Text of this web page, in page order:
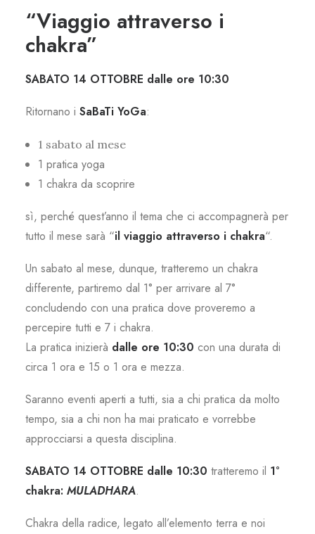
“Viaggio attraverso i
chakra”
SABATO 14 OTTOBRE dalle ore 10:30
Ritornano i SaBaTi YoGa:
1 sabato al mese
1 pratica yoga
1 chakra da scoprire
sì, perché quest’anno il tema che ci accompagnerà per
tutto il mese sarà “il viaggio attraverso i chakra“.
Un sabato al mese, dunque, tratteremo un chakra
differente, partiremo dal 1° per arrivare al 7°
concludendo con una pratica dove proveremo a
percepire tutti e 7 i chakra.
La pratica inizierà dalle ore 10:30 con una durata di
circa 1 ora e 15 o 1 ora e mezza.
Saranno eventi aperti a tutti, sia a chi pratica da molto
tempo, sia a chi non ha mai praticato e vorrebbe
approcciarsi a questa disciplina.
SABATO 14 OTTOBRE dalle 10:30 tratteremo il 1°
chakra: MULADHARA.
Chakra della radice, legato all’elemento terra e noi